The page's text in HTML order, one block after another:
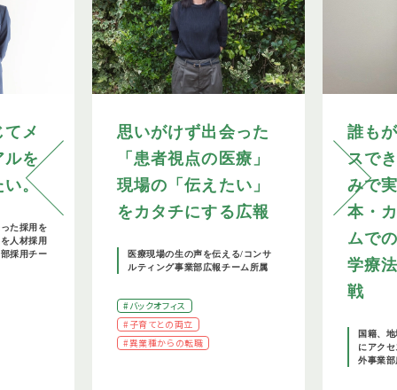
メ
ルを
い。
た採用を
人材採用
採用チー
思いがけず出会った
「患者視点の医療」
現場の「伝えたい」
をカタチにする広報
医療現場の生の声を伝える/コンサ
ルティング事業部広報チーム所属
#バックオフィス
#子育てとの両立
#異業種からの転職
誰も
スで
みで
本・
ムで
学療
戦
国籍、
にアク
外事業